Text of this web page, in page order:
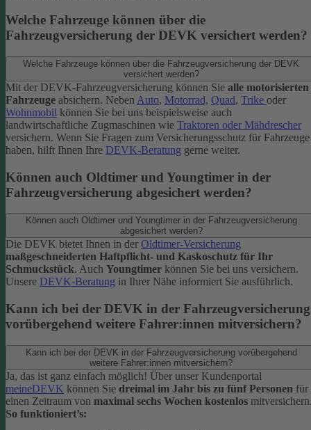
Welche Fahrzeuge können über die
Fahrzeugversicherung der DEVK versichert werden?
Welche Fahrzeuge können über die Fahrzeugversicherung der DEVK
versichert werden?
Mit der DEVK-Fahrzeugversicherung können Sie alle motorisierten
Fahrzeuge absichern. Neben Auto, Motorrad, Quad, Trike oder
Wohnmobil können Sie bei uns beispielsweise auch
landwirtschaftliche Zugmaschinen wie Traktoren oder Mähdrescher
versichern. Wenn Sie Fragen zum Versicherungsschutz für Fahrzeuge
haben, hilft Ihnen Ihre DEVK-Beratung gerne weiter.
Können auch Oldtimer und Youngtimer in der
Fahrzeugversicherung abgesichert werden?
Können auch Oldtimer und Youngtimer in der Fahrzeugversicherung
abgesichert werden?
Die DEVK bietet Ihnen in der Oldtimer-Versicherung
maßgeschneiderten Haftpflicht- und Kaskoschutz für Ihr
Schmuckstück. Auch Youngtimer können Sie bei uns versichern.
Unsere DEVK-Beratung in Ihrer Nähe informiert Sie ausführlich.
Kann ich bei der DEVK in der Fahrzeugversicherung
vorübergehend weitere Fahrer:innen mitversichern?
Kann ich bei der DEVK in der Fahrzeugversicherung vorübergehend
weitere Fahrer:innen mitversichern?
Ja, das ist ganz einfach möglich! Über unser Kundenportal
meineDEVK können Sie dreimal im Jahr bis zu fünf Personen für
einen Zeitraum von maximal sechs Wochen kostenlos
So funktioniert’s: